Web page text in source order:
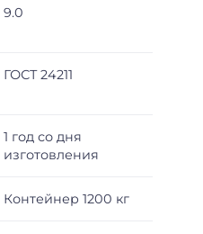
9.0
ГОСТ 24211
1 год со дня
изготовления
Контейнер 1200 кг